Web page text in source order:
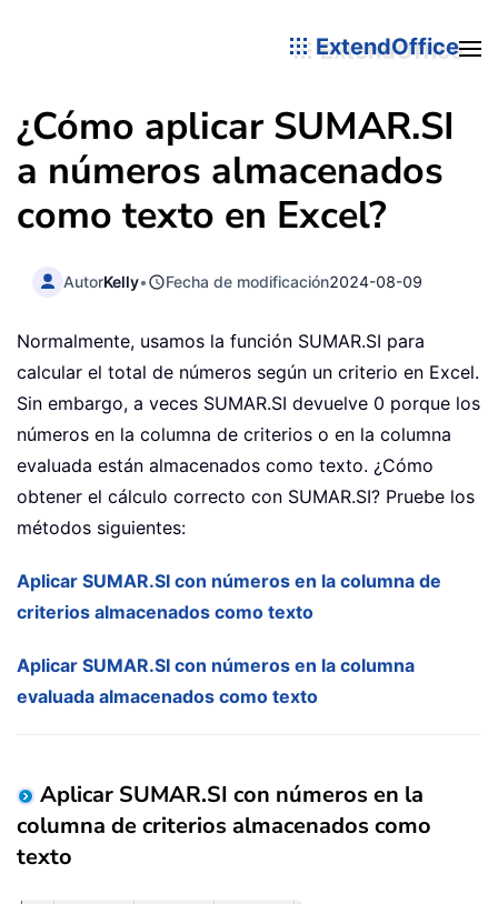
ExtendOffice
¿Cómo aplicar SUMAR.SI
a números almacenados
como texto en Excel?
AutorKelly• Fecha de modificación2024-08-09
Normalmente, usamos la función SUMAR.SI para
calcular el total de números según un criterio en Excel.
Sin embargo, a veces SUMAR.SI devuelve 0 porque los
números en la columna de criterios o en la columna
evaluada están almacenados como texto. ¿Cómo
obtener el cálculo correcto con SUMAR.SI? Pruebe los
métodos siguientes:
Aplicar SUMAR.SI con números en la columna de
criterios almacenados como texto
Aplicar SUMAR.SI con números en la columna
evaluada almacenados como texto
Aplicar SUMAR.SI con números en la
columna de criterios almacenados como
texto